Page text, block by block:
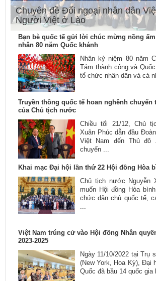
Chuyên đề Đối ngoại nhân dân
Người Việt ở Lào
Bạn bè quốc tế gửi lời chúc mừng nồng
nhân 80 năm Quốc khánh
Nhân kỷ niệm 80 năm
Tám thành công và
tổ chức nhân dân và cá
Truyền thông quốc tế hoan nghênh chuyến
của Chủ tịch nước
​Chiều tối 21/12, Chủ
Xuân Phúc dẫn đầu
Việt Nam đến Thủ đô
chuyến ...
Khai mạc Đại hội lần thứ 22 Hội đồng Hòa
Chủ tịch nước Nguyễn
muốn Hội đồng Hòa
chức dân chủ quốc tế,
Việt Nam trúng cử vào Hội đồng Nhân
2023-2025
Ngày 11/10/2022 tại Trụ
(New York, Hoa Kỳ), Đại
Quốc đã bầu 14 quốc gia